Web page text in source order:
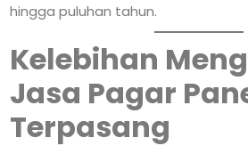
hingga puluhan tahun.
Kelebihan
Jasa Pagar
Terpasang